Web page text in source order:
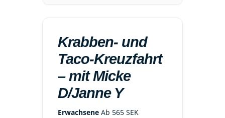
Krabben- und
Taco-Kreuzfahrt
– mit Micke
D/Janne Y
Erwachsene Ab 565 SEK